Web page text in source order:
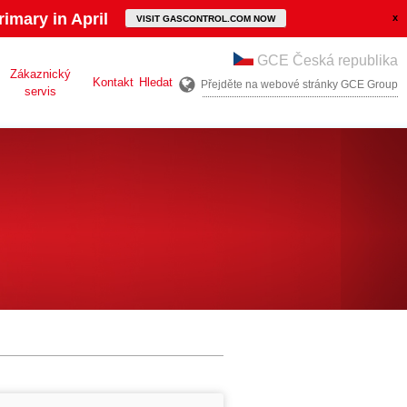
in April VISIT GASCONTROL.COM NOW
Zákaznický
servis
Kontakt Hledat
GCE Česká republika
Přejděte na webové stránky GCE Group